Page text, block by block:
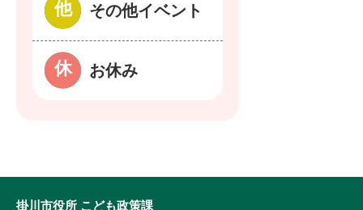
その他イベント
お休み
掛川市役所 こども政策課